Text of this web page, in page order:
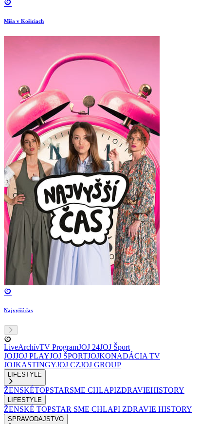
Miša v Košiciach
Najvyšší čas
LiveArchívTV ProgramJOJ 24JOJ Šport
JOJJOJ PLAYJOJ ŠPORTJOJKONADÁCIA TV
JOJKASTINGYJOJ CZJOJ GROUP
LIFESTYLE
ŽENSKÉTOPSTARSME CHLAPIZDRAVIEHISTORY
LIFESTYLE
ŽENSKÉ TOPSTAR SME CHLAPI ZDRAVIE HISTORY
SPRAVODAJSTVO